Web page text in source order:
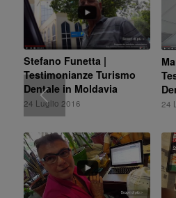
Stefano Funetta |
Testimonianze Turismo
Dentale in Moldavia
24 Luglio 2016 24